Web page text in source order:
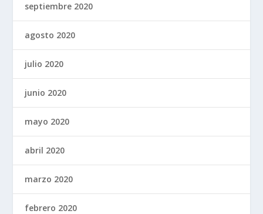
septiembre 2020
agosto 2020
julio 2020
junio 2020
mayo 2020
abril 2020
marzo 2020
febrero 2020